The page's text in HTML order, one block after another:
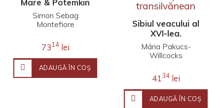
Simon Sebag
Montefiore
7314lei
ADAUGĂ ÎN COŞ
Sibiul veacului al
XVI-lea.
Rânduirea unui
oraș
Mária Pakucs-
Willcocks
4134lei
ADAUGĂ ÎN COŞ